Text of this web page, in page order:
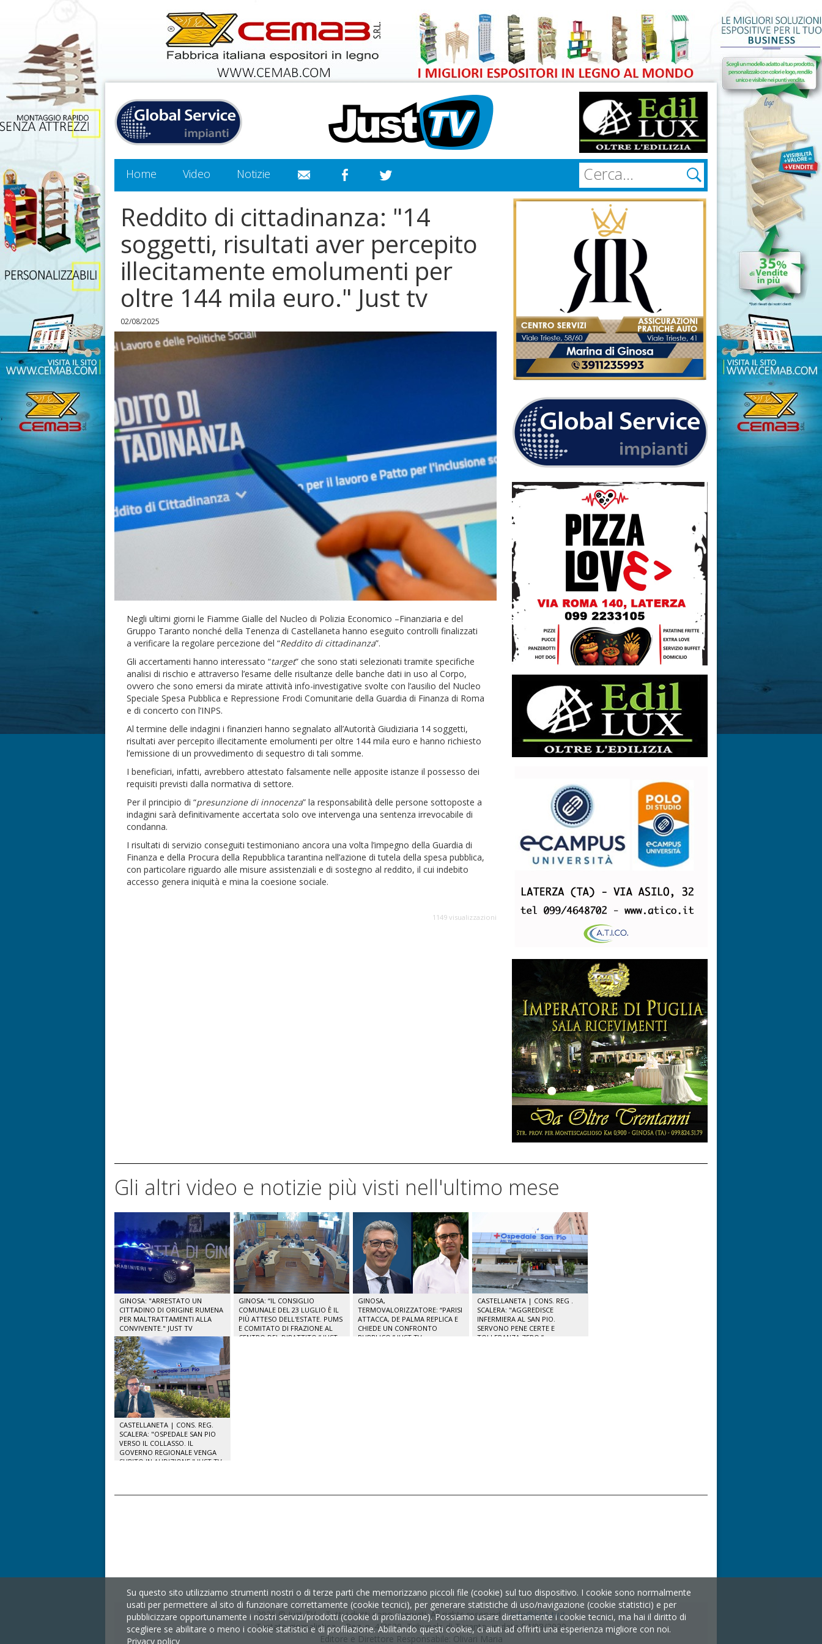
Su questo sito utilizziamo strumenti nostri o di terze parti che memorizzano piccoli file (cookie) sul tuo dispositivo. I cookie sono normalmente
usati per permettere al sito di funzionare correttamente (cookie tecnici), per generare statistiche di uso/navigazione (cookie statistici) e per
pubblicizzare opportunamente i nostri servizi/prodotti (cookie di profilazione). Possiamo usare direttamente i cookie tecnici, ma hai il diritto di
scegliere se abilitare o meno i cookie statistici e di profilazione. Abilitando questi cookie, ci aiuti ad offrirti una esperienza migliore con noi.
Privacy policy
Home Video Notizie
Reddito di cittadinanza: "14
soggetti, risultati aver percepito
illecitamente emolumenti per
oltre 144 mila euro." Just tv
02/08/2025
Negli ultimi giorni le Fiamme Gialle del Nucleo di Polizia Economico –Finanziaria e del
Gruppo Taranto nonché della Tenenza di Castellaneta hanno eseguito controlli finalizzati
a verificare la regolare percezione del “Reddito di cittadinanza”.
Gli accertamenti hanno interessato “target” che sono stati selezionati tramite specifiche
analisi di rischio e attraverso l’esame delle risultanze delle banche dati in uso al Corpo,
ovvero che sono emersi da mirate attività info-investigative svolte con l’ausilio del Nucleo
Speciale Spesa Pubblica e Repressione Frodi Comunitarie della Guardia di Finanza di Roma
e di concerto con l’INPS.
Al termine delle indagini i finanzieri hanno segnalato all’Autorità Giudiziaria 14 soggetti,
risultati aver percepito illecitamente emolumenti per oltre 144 mila euro e hanno richiesto
l’emissione di un provvedimento di sequestro di tali somme.
I beneficiari, infatti, avrebbero attestato falsamente nelle apposite istanze il possesso dei
requisiti previsti dalla normativa di settore.
Per il principio di “presunzione di innocenza” la responsabilità delle persone sottoposte a
indagini sarà definitivamente accertata solo ove intervenga una sentenza irrevocabile di
condanna.
I risultati di servizio conseguiti testimoniano ancora una volta l’impegno della Guardia di
Finanza e della Procura della Repubblica tarantina nell’azione di tutela della spesa pubblica,
con particolare riguardo alle misure assistenziali e di sostegno al reddito, il cui indebito
accesso genera iniquità e mina la coesione sociale.
1149 visualizzazioni
Gli altri video e notizie più visti nell'ultimo mese
GINOSA: "ARRESTATO UN
CITTADINO DI ORIGINE RUMENA
PER MALTRATTAMENTI ALLA
CONVIVENTE." JUST TV
GINOSA: “IL CONSIGLIO
COMUNALE DEL 23 LUGLIO È IL
PIÙ ATTESO DELL'ESTATE. PUMS
E COMITATO DI FRAZIONE AL
CENTRO DEL DIBATTITO.” JUST
GINOSA,
TERMOVALORIZZATORE: “PARISI
ATTACCA, DE PALMA REPLICA E
CHIEDE UN CONFRONTO
PUBBLICO.” JUST TV
CASTELLANETA | CONS. REG .
SCALERA: "AGGREDISCE
INFERMIERA AL SAN PIO.
SERVONO PENE CERTE E
TOLLERANZA ZERO.”
CASTELLANETA | CONS. REG.
SCALERA: "OSPEDALE SAN PIO
VERSO IL COLLASSO. IL
GOVERNO REGIONALE VENGA
SUBITO IN AUDIZIONE." JUST TV
2026 © Just TV – Tutti i diritti sono riservati. All rights reserved –info@just-tv.it
Testata giornalistica – Reg. n. 4/2020, Tribunale di Taranto, in data 04/08/2020
Editore e Direttore Responsabile: Olivari Maria